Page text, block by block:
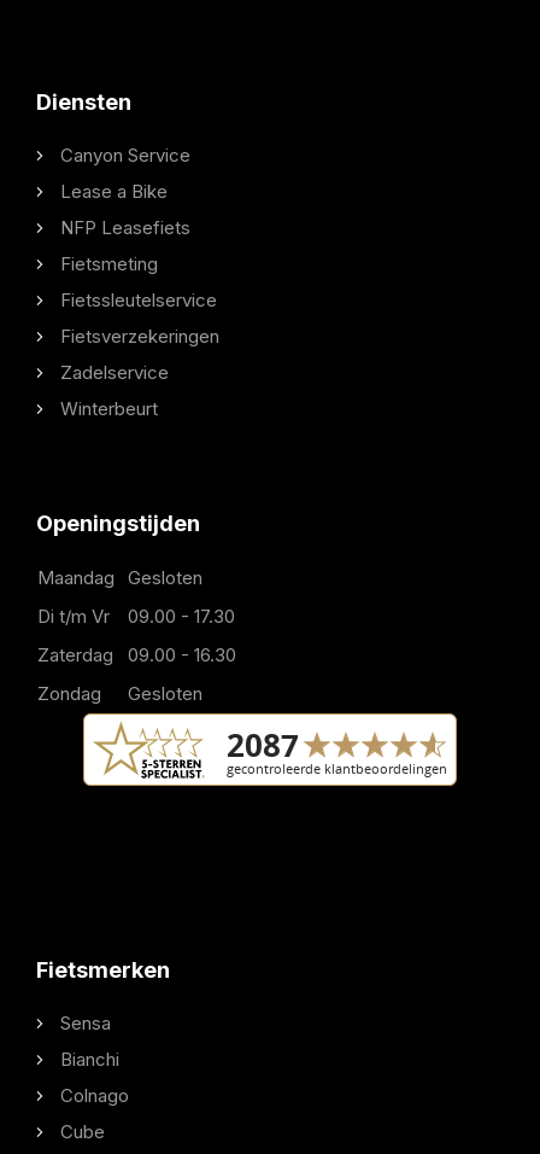
Diensten
Canyon Service
Lease a Bike
NFP Leasefiets
Fietsmeting
Fietssleutelservice
Fietsverzekeringen
Zadelservice
Winterbeurt
Openingstijden
Maandag
Gesloten
Di t/m Vr
09.00 - 17.30
Zaterdag
09.00 - 16.30
Zondag
Gesloten
Fietsmerken
Sensa
Bianchi
Colnago
Cube